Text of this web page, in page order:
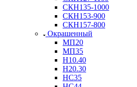
СКН135-1000
СКН153-900
СКН157-800
Окрашенный
МП20
МП35
Н10.40
Н20.30
НС35